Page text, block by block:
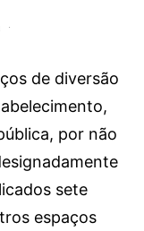
de diversão
por não
sete
espaços